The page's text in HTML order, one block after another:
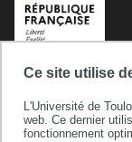
Ce site utilise
L'Université de
web. Ce dernier
fonctionnement